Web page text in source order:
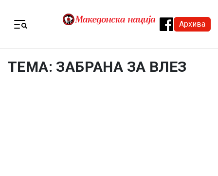
Архива
ТЕМА: ЗАБРАНА ЗА ВЛЕЗ